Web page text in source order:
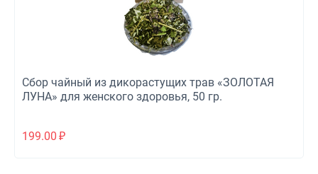
Сбор чайный из дикорастущих трав «ЗОЛОТАЯ
ЛУНА» для женского здоровья, 50 гр.
199.00 ₽